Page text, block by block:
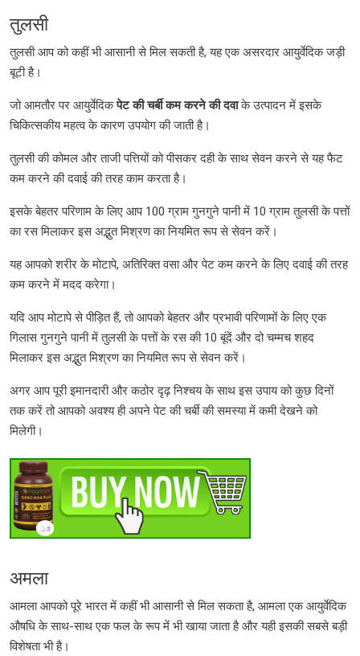
तुलसी
तुलसी आप को कहीं भी आसानी से मिल सकती है, यह एक असरदार आयुर्वेदिक जड़ी
बूटी है।
जो आमतौर पर आयुर्वेदिकपेट की चर्बी कम करने की दवाके उत्पादन में इसके
चिकित्सकीय महत्व के कारण उपयोग की जाती है।
तुलसी की कोमल और ताजी पत्तियों को पीसकर दही के साथ सेवन करने से यह फैट
कम करने की दवाई की तरह काम करता है।
इसके बेहतर परिणाम के लिए आप 100 ग्राम गुनगुने पानी में 10 ग्राम तुलसी के पत्तों
का रस मिलाकर इस अद्भुत मिश्रण का नियमित रूप से सेवन करें।
यह आपको शरीर के मोटापे, अतिरिक्त वसा और पेट कम करने के लिए दवाई की तरह
कम करने में मदद करेगा।
यदि आप मोटापे से पीड़ित हैं, तो आपको बेहतर और प्रभावी परिणामों के लिए एक
गिलास गुनगुने पानी में तुलसी के पत्तों के रस की 10 बूंदें और दो चम्मच शहद
मिलाकर इस अद्भुत मिश्रण का नियमित रूप से सेवन करें।
अगर आप पूरी इमानदारी और कठोर दृढ़ निश्चय के साथ इस उपाय को कुछ दिनों
तक करें तो आपको अवश्य ही अपने पेट की चर्बी की समस्या में कमी देखने को
मिलेगी।
अमला
आमला आपको पूरे भारत में कहीं भी आसानी से मिल सकता है, आमला एक आयुर्वेदिक
औषधि के साथ-साथ एक फल के रूप में भी खाया जाता है और यही इसकी सबसे बड़ी
विशेषता भी है।